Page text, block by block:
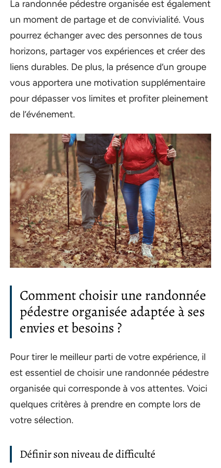
La randonnée pédestre organisée est également
un moment de partage et de convivialité. Vous
pourrez échanger avec des personnes de tous
horizons, partager vos expériences et créer des
liens durables. De plus, la présence d’un groupe
vous apportera une motivation supplémentaire
pour dépasser vos limites et profiter pleinement
de l’événement.
Comment choisir une randonnée
pédestre organisée adaptée à ses
envies et besoins ?
Pour tirer le meilleur parti de votre expérience, il
est essentiel de choisir une randonnée pédestre
organisée qui corresponde à vos attentes. Voici
quelques critères à prendre en compte lors de
votre sélection.
Définir son niveau de difficulté